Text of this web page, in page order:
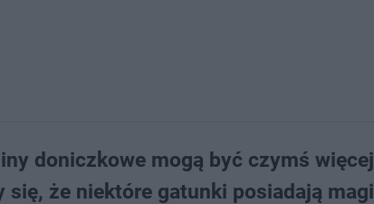
doniczkowe mogą być czymś
się, że niektóre gatunki posiadają